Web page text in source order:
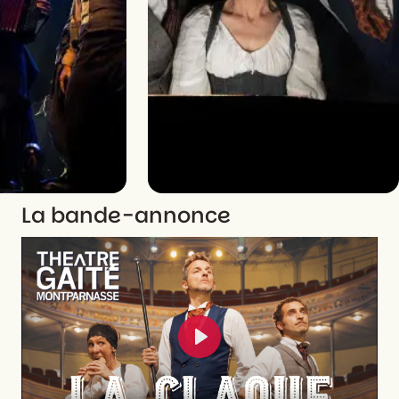
La bande-annonce
Play